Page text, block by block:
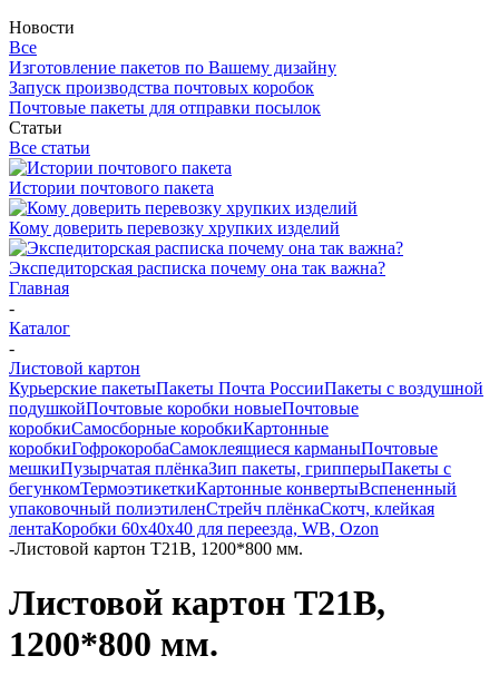
Новости
Все
Изготовление пакетов по Вашему дизайну
Запуск производства почтовых коробок
Почтовые пакеты для отправки посылок
Статьи
Все статьи
Истории почтового пакета
Кому доверить перевозку хрупких изделий
Экспедиторская расписка почему она так важна?
Главная
-
Каталог
-
Листовой картон
Курьерские пакетыПакеты Почта РоссииПакеты с воздушной
подушкойПочтовые коробки новыеПочтовые
коробкиСамосборные коробкиКартонные
коробкиГофрокоробаСамоклеящиеся карманыПочтовые
мешкиПузырчатая плёнкаЗип пакеты, грипперыПакеты с
бегункомТермоэтикеткиКартонные конвертыВспененный
упаковочный полиэтиленСтрейч плёнкаСкотч, клейкая
лентаКоробки 60х40х40 для переезда, WB, Ozon
-Листовой картон Т21В, 1200*800 мм.
Листовой картон Т21В,
1200*800 мм.